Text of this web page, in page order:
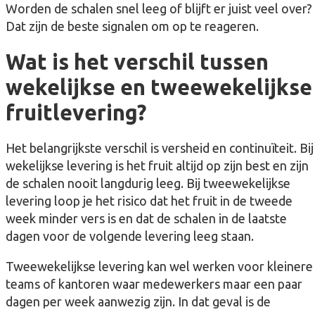
Worden de schalen snel leeg of blijft er juist veel over?
Dat zijn de beste signalen om op te reageren.
Wat is het verschil tussen
wekelijkse en tweewekelijkse
fruitlevering?
Het belangrijkste verschil is versheid en continuïteit. Bij
wekelijkse levering is het fruit altijd op zijn best en zijn
de schalen nooit langdurig leeg. Bij tweewekelijkse
levering loop je het risico dat het fruit in de tweede
week minder vers is en dat de schalen in de laatste
dagen voor de volgende levering leeg staan.
Tweewekelijkse levering kan wel werken voor kleinere
teams of kantoren waar medewerkers maar een paar
dagen per week aanwezig zijn. In dat geval is de